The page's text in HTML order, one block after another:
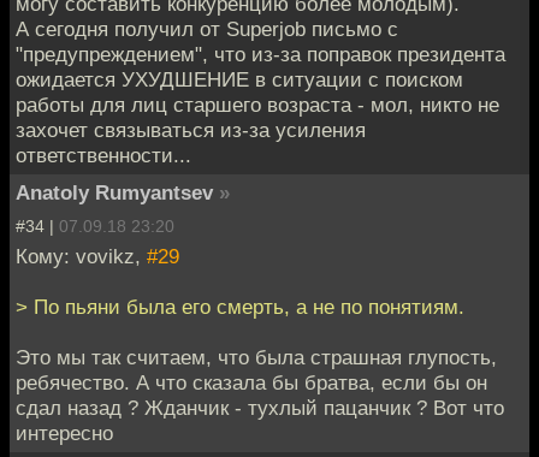
А сегодня получил от Superjob письмо с
"предупреждением", что из-за поправок президента
ожидается УХУДШЕНИЕ в ситуации с поиском
работы для лиц старшего возраста - мол, никто не
захочет связываться из-за усиления
ответственности...
Anatoly Rumyantsev »
#34 | 07.09.18 23:20
Кому: vovikz, #29
> По пьяни была его смерть, а не по понятиям.
Это мы так считаем, что была страшная глупость,
ребячество. А что сказала бы братва, если бы он
сдал назад ? Жданчик - тухлый пацанчик ? Вот что
интересно